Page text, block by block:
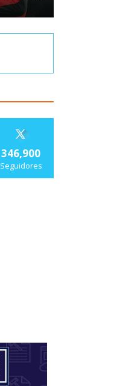
346,900
Seguidores